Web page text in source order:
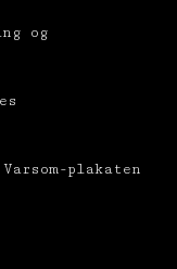
og
plakaten